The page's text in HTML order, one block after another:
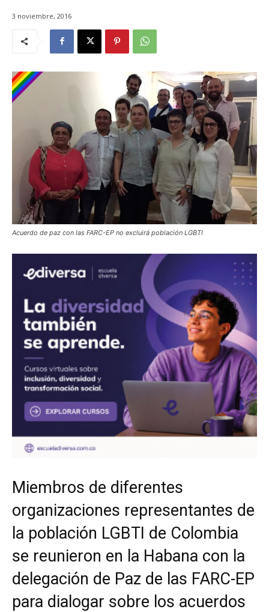
3 noviembre, 2016
Acuerdo de paz con las FARC-EP no excluirá población LGBTI
Miembros de diferentes
organizaciones representantes de
la población LGBTI de Colombia
se reunieron en la Habana con la
delegación de Paz de las FARC-EP
para dialogar sobre los acuerdos